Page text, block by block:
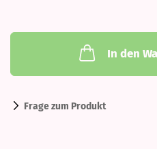
In den
Frage zum Produkt